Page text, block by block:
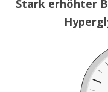
Stark erhöhter